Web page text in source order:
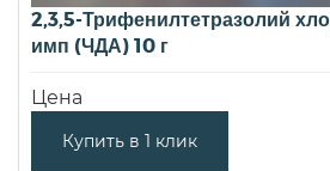
2,3,5-Трифенилтетразолий
имп (ЧДА) 10 г
Цена
Купить в 1 клик